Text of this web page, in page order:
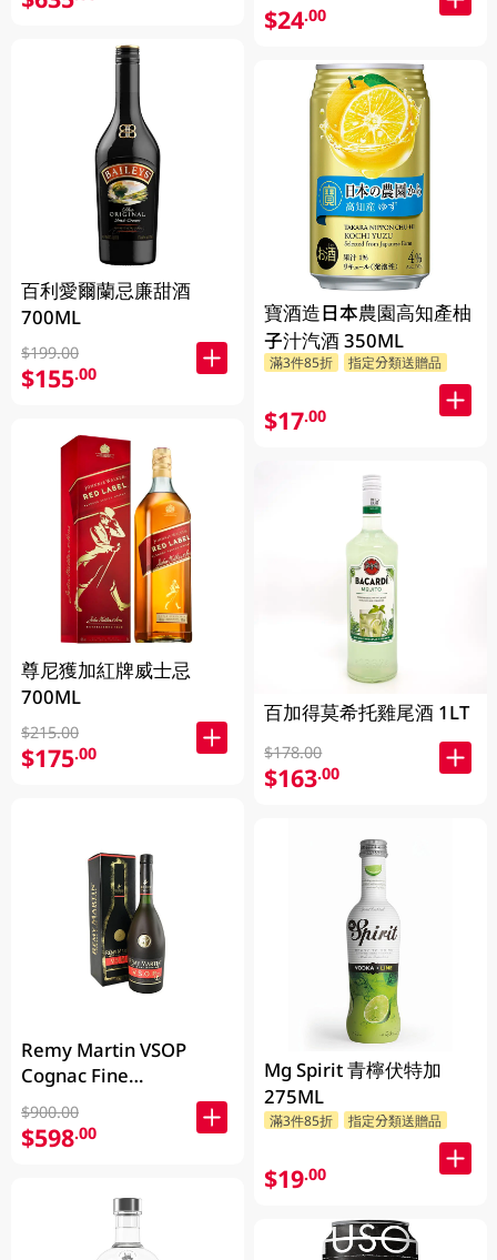
百利愛爾蘭忌廉甜酒
700ML
$199.00
$155.00
尊尼獲加紅牌威士忌
700ML
$215.00
$175.00
Remy Martin VSOP
Cognac Fine
Champagne 700ML
$900.00
$598.00
$24.00
寶酒造日本農園高知產柚
子汁汽酒 350ML
滿3件85折 指定分類送贈品
$17.00
百加得莫希托雞尾酒 1LT
$178.00
$163.00
Mg Spirit 青檸伏特加
275ML
滿3件85折 指定分類送贈品
$19.00